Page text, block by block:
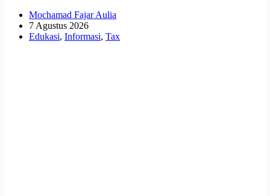
Mochamad Fajar Aulia
7 Agustus 2026
Edukasi, Informasi, Tax